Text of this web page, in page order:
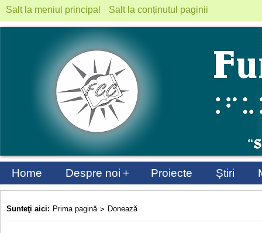
Salt la meniul principal Salt la conținutul paginii
Home +
Despre noi Proiecte Știri
Sunteţi aici: Prima pagină Donează